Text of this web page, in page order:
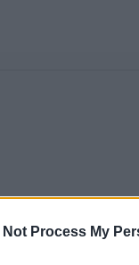
Not Process My